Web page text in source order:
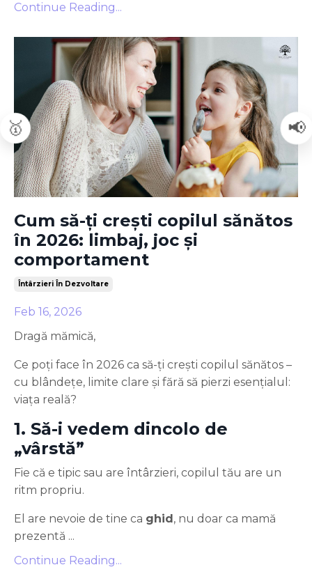
Continue Reading...
Cum să-ți crești copilul sănătos
în 2026: limbaj, joc și
comportament
Întârzieri În Dezvoltare
Feb 16, 2026
Dragă mămică,
Ce poți face în 2026 ca să-ți crești copilul sănătos –
cu blândețe, limite clare și fără să pierzi esențialul:
viața reală?
1. Să-i vedem dincolo de
„vârstă”
Fie că e tipic sau are întârzieri, copilul tău are un
ritm propriu.
El are nevoie de tine ca ghid, nu doar ca mamă
prezentă ...
Continue Reading...
📢
🥇